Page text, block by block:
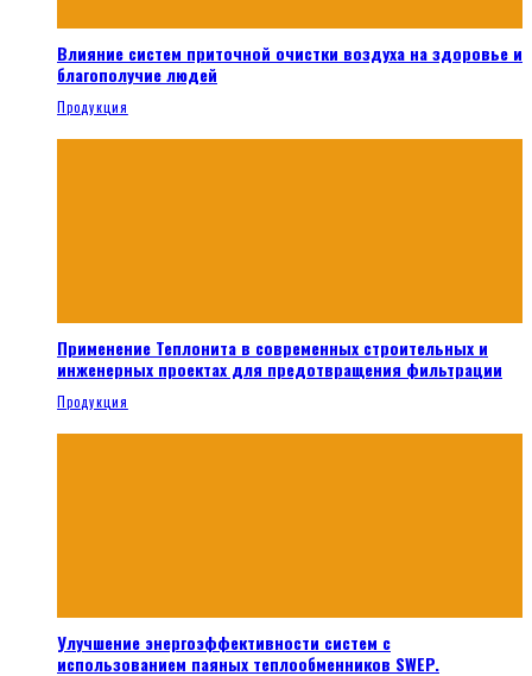
Влияние систем приточной очистки воздуха на здоровье и
благополучие людей
Продукция
Применение Теплонита в современных строительных и
инженерных проектах для предотвращения фильтрации
Продукция
Улучшение энергоэффективности систем с
использованием паяных теплообменников SWEP.